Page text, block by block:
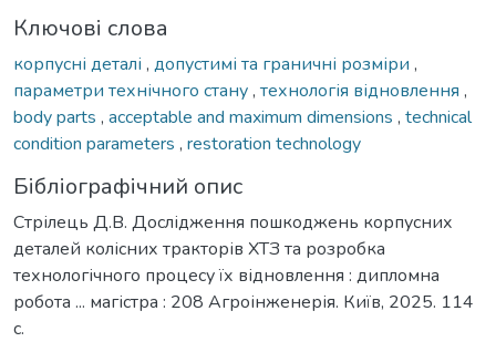
Ключові слова
корпусні деталі , допустимі та граничні розміри ,
параметри технічного стану, технологія відновлення ,
body parts , acceptable and maximum dimensions , technical
condition parameters , restoration technology
Бібліографічний опис
Стрілець Д.В. Дослідження пошкоджень корпусних
деталей колісних тракторів ХТЗ та розробка
технологічного процесу їх відновлення : дипломна
робота ... магістра : 208 Агроінженерія. Київ, 2025. 114
с.